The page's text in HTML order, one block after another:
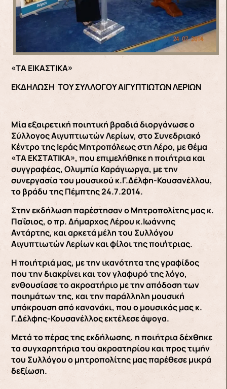
«ΤΑ ΕΙΚΑΣΤΙΚΑ»
ΕΚΔΗΛΩΣΗ ΤΟΥ ΣΥΛΛΟΓΟΥ ΑΙΓΥΠΤΙΩΤΩΝ ΛΕΡΙΩΝ
Μία εξαιρετική ποιητική βραδιά διοργάνωσε ο
Σύλλογος Αιγυπτιωτών Λερίων, στο Συνεδριακό
Κέντρο της Ιεράς Μητροπόλεως στη Λέρο, με θέμα
«ΤΑ ΕΚΣΤΑΤΙΚΑ», που επιμελήθηκε η ποιήτρια και
συγγραφέας, Ολυμπία Καράγιωργα, με την
συνεργασία του μουσικού κ.Γ.Δέλφη-Κουσανέλλου,
το βράδυ της Πέμπτης 24.7.2014.
Στην εκδήλωση παρέστησαν ο Μητροπολίτης μας κ.
Παΐσιος, ο πρ. Δήμαρχος Λέρου κ.Ιωάννης
Αντάρτης, και αρκετά μέλη του Συλλόγου
Αιγυπτιωτών Λερίων και φίλοι της ποιήτριας.
Η ποιήτριά μας, με την ικανότητα της γραφίδος
που την διακρίνει και τον γλαφυρό της λόγο,
ενθουσίασε το ακροατήριο με την απόδοση των
ποιημάτων της, και την παράλληλη μουσική
υπόκρουση από κανονάκι, που ο μουσικός μας κ.
Γ.Δέλφης-Κουσανέλλος εκτέλεσε άψογα.
Μετά το πέρας της εκδήλωσης, η ποιήτρια δέχθηκε
τα συγχαρητήρια του ακροατηρίου και προς τιμήν
του Συλλόγου ο μητροπολίτης μας παρέθεσε μικρά
δεξίωση.